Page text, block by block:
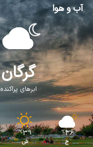
آب و هوا
گرگان
ابرهای پراکنده
36
℃
ج
39
℃
ش